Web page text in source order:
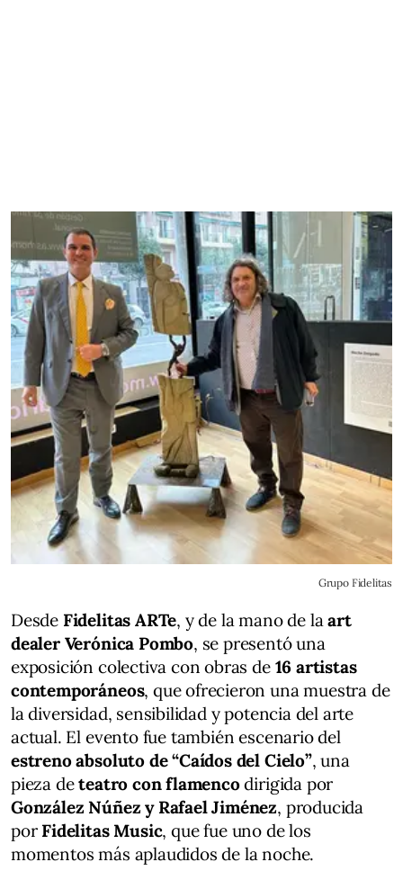
Grupo Fidelitas
Desde Fidelitas ARTe, y de la mano de laart
dealer Verónica Pombo, se presentó una
exposición colectiva con obras de 16 artistas
contemporáneos, que ofrecieron una muestra de
la diversidad, sensibilidad y potencia del arte
actual. El evento fue también escenario del
estreno absoluto de “Caídos del Cielo”, una
pieza deteatro con flamencodirigida por
González Núñez y Rafael Jiménez, producida
por Fidelitas Music, que fue uno de los
momentos más aplaudidos de la noche.